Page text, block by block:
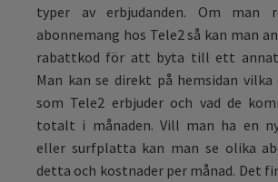
typer av erbjudanden. Om man
abonnemang hos Tele2 så kan man
rabattkod för att byta till ett annat
Man kan se direkt på hemsidan
som Tele2 erbjuder och vad de
totalt i månaden. Vill man ha en
eller surfplatta kan man se olika
detta och kostnader per månad. Det